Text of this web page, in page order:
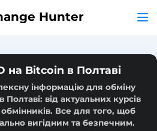
Hunter
на Bitcoin в Полтаві
інформацію для обміну
Полтаві: від актуальних курсів
Все для того, щоб
вигідним та безпечним.